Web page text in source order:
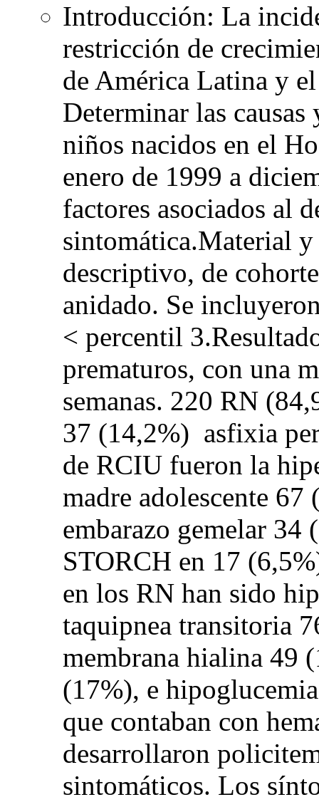
Introducción: La
restricción de
de América Latina y
Determinar las
niños nacidos en el
enero de 1999 a
factores asociados al
sintomática.Material
descriptivo, de
anidado. Se
< percentil
prematuros, con una
semanas. 220 RN
37 (14,2%) asfixia
de RCIU fueron la
madre adolescente
embarazo gemelar
STORCH en 17
en los RN han sido
taquipnea transitoria
membrana hialina 49
(17%), e
que contaban con
desarrollaron
sintomáticos. Los